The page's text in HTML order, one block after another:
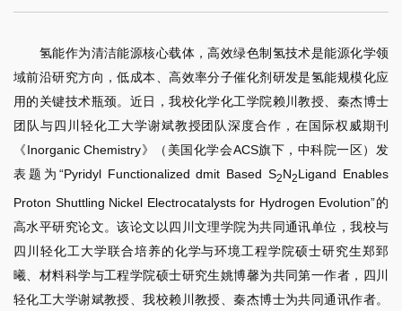
氢能作为清洁能源核心载体，高效绿色制氢技术是能源化学领
域前沿研究方向，低成本、高效率分子催化剂研发是氢能规模化应
用的关键技术瓶颈。近日，我校化学化工学院赖川教授、秦杰博士
团队与四川轻化工大学谢斌教授团队深度合作，在国际权威期刊
《Inorganic Chemistry》（美国化学会ACS旗下，中科院一区）发
表题为“Pyridyl Functionalized dmit Based S2N2Ligand Enables
Proton Shuttling Nickel Electrocatalysts for Hydrogen Evolution”的
高水平研究论文。该论文以四川文理学院为共同通讯单位，我校与
四川轻化工大学联合培养的化学与环境工程学院硕士研究生郑郅
曦、材料科学与工程学院硕士研究生姚博馨为共同第一作者，四川
轻化工大学谢斌教授、我校赖川教授、秦杰博士为共同通讯作者。